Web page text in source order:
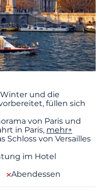
und die
füllen sich
von Paris und
in Paris, mehr+
Schloss von Versailles
im Hotel
Abendessen